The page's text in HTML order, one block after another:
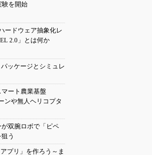
験を開始
ードウェア抽象化レ
2.0」とは何か
ッケージとシミュレ
ート農業基盤
ンや無人ヘリコプタ
双腕ロボで「ピペ
う
プリ」を作ろう～ま